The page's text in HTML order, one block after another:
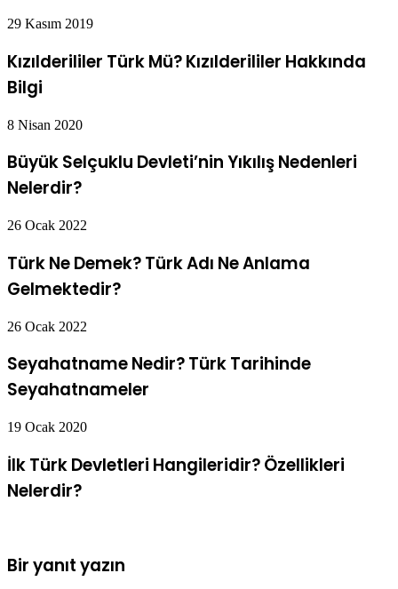
29 Kasım 2019
Kızılderililer Türk Mü? Kızılderililer Hakkında
Bilgi
8 Nisan 2020
Büyük Selçuklu Devleti’nin Yıkılış Nedenleri
Nelerdir?
26 Ocak 2022
Türk Ne Demek? Türk Adı Ne Anlama
Gelmektedir?
26 Ocak 2022
Seyahatname Nedir? Türk Tarihinde
Seyahatnameler
19 Ocak 2020
İlk Türk Devletleri Hangileridir? Özellikleri
Nelerdir?
Bir yanıt yazın